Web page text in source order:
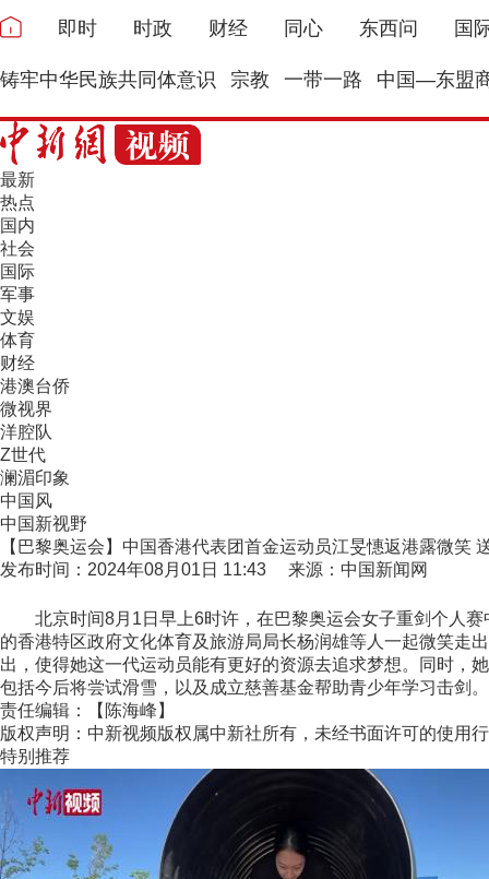
即时 时政 财经 同心 东西问 国
铸牢中华民族共同体意识 宗教 一带一路 中国—东盟
最新
热点
国内
社会
国际
军事
文娱
体育
财经
港澳台侨
微视界
洋腔队
Z世代
澜湄印象
中国风
中国新视野
【巴黎奥运会】中国香港代表团首金运动员江旻憓返港露微笑
发布时间：2024年08月01日 11:43 来源：中国新闻网
北京时间8月1日早上6时许，在巴黎奥运会女子重剑个人赛
的香港特区政府文化体育及旅游局局长杨润雄等人一起微笑走
出，使得她这一代运动员能有更好的资源去追求梦想。同时，
包括今后将尝试滑雪，以及成立慈善基金帮助青少年学习击
责任编辑：【陈海峰】
版权声明：中新视频版权属中新社所有，未经书面许可的使用
特别推荐